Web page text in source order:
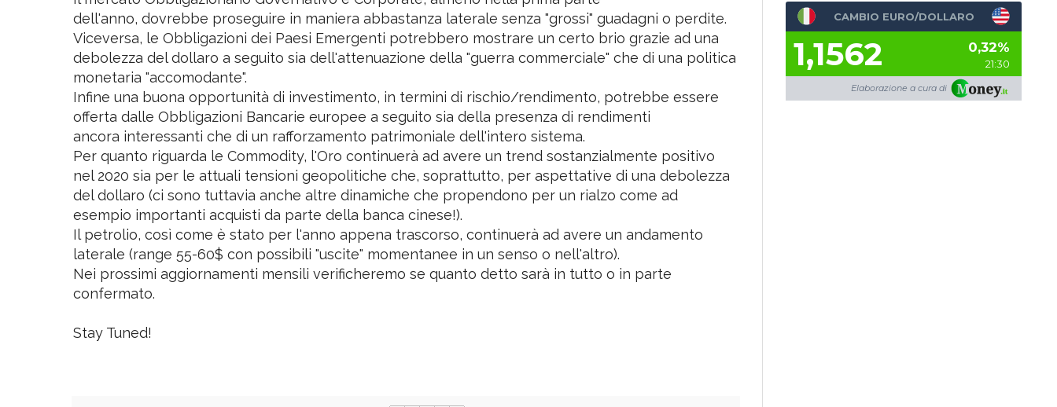
sfruttare, però, come occasione di acquisto!
Il mercato Obbligazionario Governativo e Corporate, almeno nella prima parte
dell'anno, dovrebbe proseguire in maniera abbastanza laterale senza "grossi" guadagni o perdite.
Viceversa, le Obbligazioni dei Paesi Emergenti potrebbero mostrare un certo brio grazie ad una
debolezza del dollaro a seguito sia dell'attenuazione della "guerra commerciale" che di una politica
monetaria "accomodante".
Infine una buona opportunità di investimento, in termini di rischio/rendimento, potrebbe essere
offerta dalle Obbligazioni Bancarie europee a seguito sia della presenza di rendimenti
ancora interessanti che di un rafforzamento patrimoniale dell'intero sistema.
Per quanto riguarda le Commodity, l'Oro continuerà ad avere un trend sostanzialmente positivo
nel 2020 sia per le attuali tensioni geopolitiche che, soprattutto, per aspettative di una debolezza
del dollaro (ci sono tuttavia anche altre dinamiche che propendono per un rialzo come ad
esempio importanti acquisti da parte della banca cinese!).
Il petrolio, così come è stato per l'anno appena trascorso, continuerà ad avere un andamento
laterale (range 55-60$ con possibili "uscite" momentanee in un senso o nell'altro).
Nei prossimi aggiornamenti mensili verificheremo se quanto detto sarà in tutto o in parte
confermato.
CAMBIO EURO/DOLLARO
1,1562 0,32%
21:30